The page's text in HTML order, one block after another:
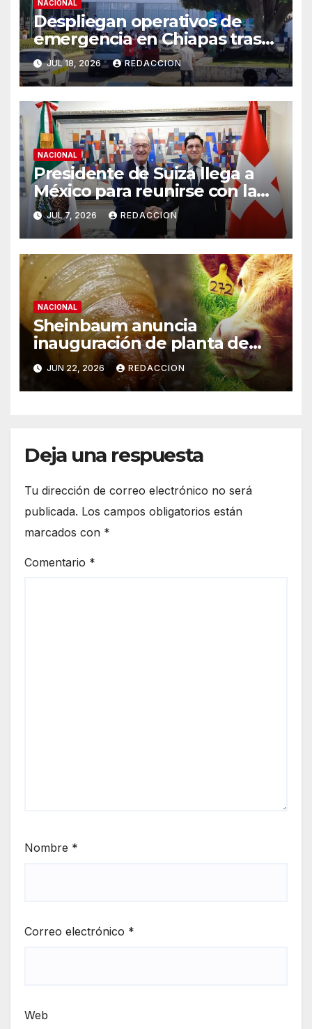
NACIONAL
Despliegan operativos de
emergencia en Chiapas tras
sismos de magnitud 7.4 y 5.8
JUL 18, 2026 REDACCION
NACIONAL
Presidente de Suiza llega a
México para reunirse con la
presidenta Claudia
Sheinbaum
JUL 7, 2026 REDACCION
NACIONAL
Sheinbaum anuncia
inauguración de planta de
mosca para combatir gusano
barrenador el viernes;
ganaderos “le dieron la
JUN 22, 2026 REDACCION
Deja una respuesta
Tu dirección de correo electrónico no será
publicada. Los campos obligatorios están
marcados con *
Comentario *
Nombre *
Correo electrónico *
Web